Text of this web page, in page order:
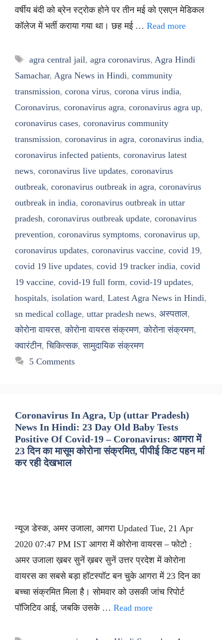
वर्षीय बंदी को ब्रेन स्ट्रोक होने पर तीन मई को एसएन मेडिकल
कॉलेज में भर्ती कराया गया था। छह मई … Read more
Tags
agra central jail, agra coronavirus, Agra Hindi
Samachar, Agra News in Hindi, community
transmission, corona virus, corona virus india,
Coronavirus, coronavirus agra, coronavirus agra up,
coronavirus cases, coronavirus community
transmission, coronavirus in agra, coronavirus india,
coronavirus infected patients, coronavirus latest
news, coronavirus live updates, coronavirus
outbreak, coronavirus outbreak in agra, coronavirus
outbreak in india, coronavirus outbreak in uttar
pradesh, coronavirus outbreak update, coronavirus
prevention, coronavirus symptoms, coronavirus up,
coronavirus updates, coronavirus vaccine, covid 19,
covid 19 live updates, covid 19 tracker india, covid
19 vaccine, covid-19 full form, covid-19 updates,
hospitals, isolation ward, Latest Agra News in Hindi,
sn medical collage, uttar pradesh news, अस्पताल,
कोरोना वायरस,कोरोना वायरस संक्रमण,कोरोना संक्रमण,
क्वारंटीन,चिकित्सक,सामुदायिक संक्रमण
5 Comments
Coronavirus In Agra, Up (uttar Pradesh)
News In Hindi: 23 Day Old Baby Tests
Positive Of Covid-19 – Coronavirus: आगरा में
23 दिन का मासूम कोरोना संक्रमित, पीपीई किट पहन मां
कर रही देखभाल
न्यूज डेस्क, अमर उजाला, आगरा Updated Tue, 21 Apr
2020 07:47 PM IST आगरा में कोरोना वायरस – फोटो :
अमर उजाला ख़बर सुनें ख़बर सुनें उत्तर प्रदेश में कोरोना
वायरस का सबसे बड़ा हॉटस्पॉट बन चुके आगरा में 23 दिन का
बच्चा संक्रमित मिला है। सोमवार को उसकी जांच रिपोर्ट
पॉजिटिव आई, जबकि उसके … Read more